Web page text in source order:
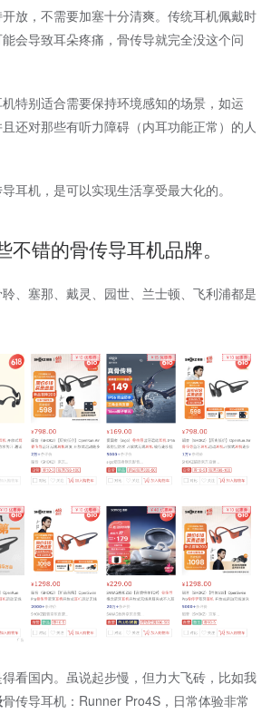
放，不需要加塞十分清爽。传统耳机佩戴时
会导致耳朵疼痛，骨传导就完全没这个问
特别适合需要保持环境感知的场景，如运
还对那些有听力障碍（内耳功能正常）的人
耳机，是可以实现生活享受最大化的。
不错的骨传导耳机品牌。
、塞那、戴灵、园世、兰士顿、飞利浦都是
看国内。虽说起步慢，但力大飞砖，比如我
骨传导耳机：Runner Pro4S，日常体验非常